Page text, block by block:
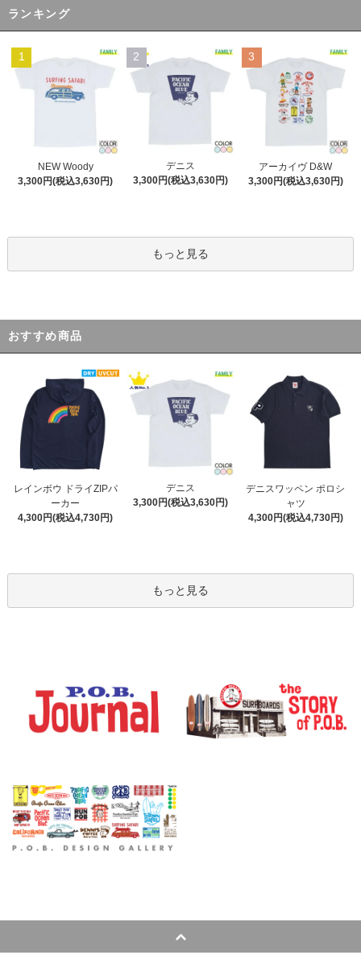
ランキング
1
NEW Woody
3,300円(税込3,630円)
2
デニス
3,300円(税込3,630円)
3
アーカイヴ D&W
3,300円(税込3,630円)
もっと見る
おすすめ商品
レインボウ ドライZIPパ
ーカー
4,300円(税込4,730円)
デニス
3,300円(税込3,630円)
デニスワッペン ポロシ
ャツ
4,300円(税込4,730円)
もっと見る